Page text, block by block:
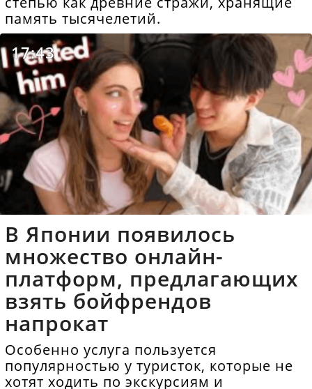
память тысячелетий.
17:43
В Японии появилось
множество онлайн-
платформ, предлагающих
взять бойфрендов
напрокат
Особенно услуга пользуется
популярностью у туристок, которые не
хотят ходить по экскурсиям и